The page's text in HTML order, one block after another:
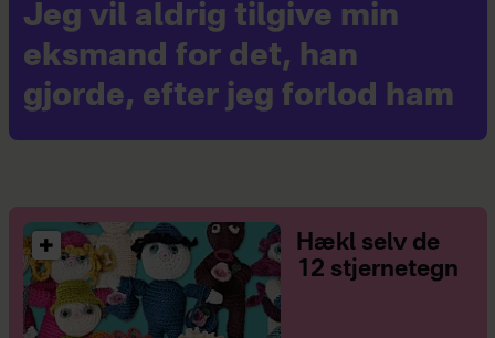
Jeg vil aldrig tilgive min
eksmand for det, han
gjorde, efter jeg forlod ham
Hækl selv de
12 stjernetegn